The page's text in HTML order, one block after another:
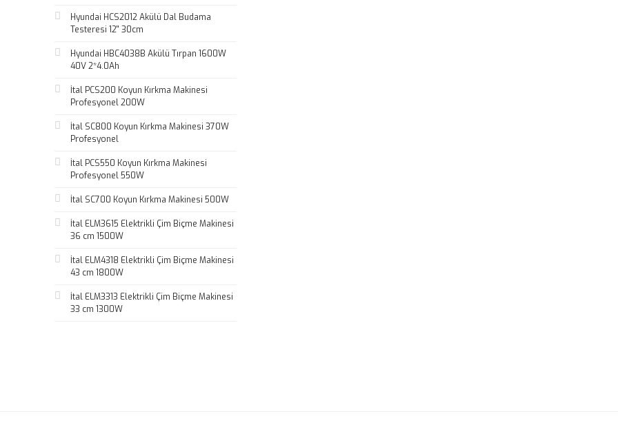
Hyundai HCS2012 Akülü Dal Budama
Testeresi 12'' 30cm
Hyundai HBC4038B Akülü Tırpan 1600W
40V 2*4.0Ah
İtal PCS200 Koyun Kırkma Makinesi
Profesyonel 200W
İtal SC800 Koyun Kırkma Makinesi 370W
Profesyonel
İtal PCS550 Koyun Kırkma Makinesi
Profesyonel 550W
İtal SC700 Koyun Kırkma Makinesi 500W
İtal ELM3615 Elektrikli Çim Biçme Makinesi
36 cm 1500W
İtal ELM4318 Elektrikli Çim Biçme Makinesi
43 cm 1800W
İtal ELM3313 Elektrikli Çim Biçme Makinesi
33 cm 1300W